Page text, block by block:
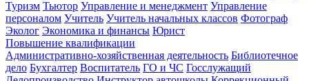
Туризм Тьютор Управление и менеджмент Управление
персоналом Учитель Учитель начальных классов Фотограф
Эколог Экономика и финансы Юрист
Повышение квалификации
Административно-хозяйственная деятельность Библиотечное
дело Бухгалтер Воспитатель ГО и ЧС Госслужащий